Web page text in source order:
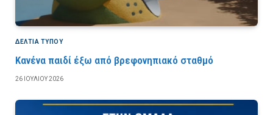
ΔΕΛΤΙΑ ΤΥΠΟΥ
Κανένα παιδί έξω από βρεφονηπιακό σταθμό
26 ΙΟΥΛΊΟΥ 2026